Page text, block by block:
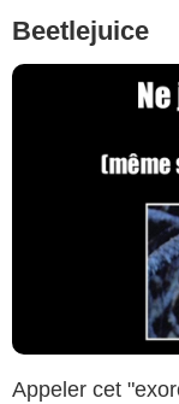
Beetlejuice
Appeler cet